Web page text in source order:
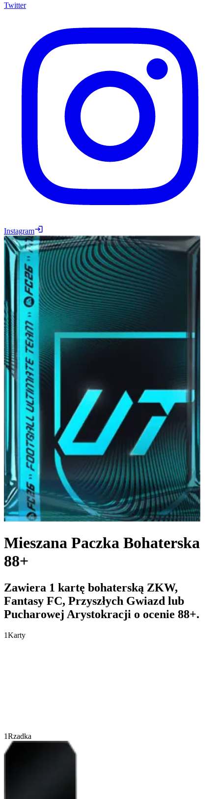
Twitter
Instagram
Mieszana Paczka Bohaterska
88+
Zawiera 1 kartę bohaterską ZKW,
Fantasy FC, Przyszłych Gwiazd lub
Pucharowej Arystokracji o ocenie 88+.
1Karty
1Rzadka